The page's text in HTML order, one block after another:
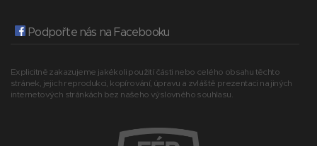
Podpořte nás na Facebooku
Explicitně zakazujeme jakékoli použití části nebo celého obsahu těchto
stránek, jejich reprodukci, kopírování, úpravu a zvláště prezentaci na jiných
internetových stránkách bez našeho výslovného souhlasu.